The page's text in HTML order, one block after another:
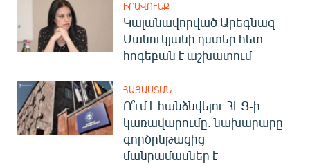
«Ազատության» բոլոր կայքերը
ԻՐԱՎՈՒՆՔ
Կալանավորված Արեգնազ
Մանուկյանի դստեր հետ
հոգեբան է աշխատում
ՀԱՅԱՍՏԱՆ
Ո՞ւմ է հանձնվելու ՀԷՑ-ի
կառավարումը. նախարարը
գործընթացից
մանրամասներ է